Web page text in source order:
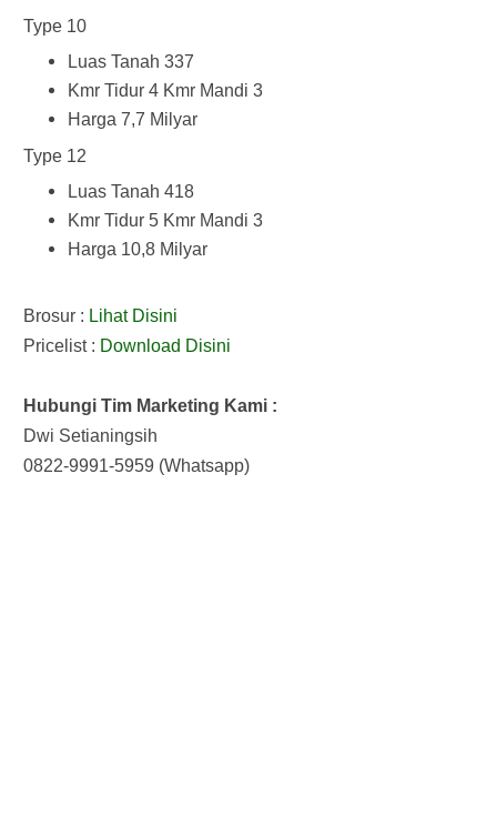
Type 10
Luas Tanah 337
Kmr Tidur 4 Kmr Mandi 3
Harga 7,7 Milyar
Type 12
Luas Tanah 418
Kmr Tidur 5 Kmr Mandi 3
Harga 10,8 Milyar
Brosur : Lihat Disini
Pricelist : Download Disini
Hubungi Tim Marketing Kami :
Dwi Setianingsih
0822-9991-5959 (Whatsapp)